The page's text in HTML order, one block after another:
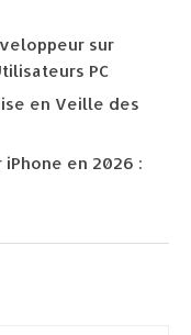
sur
PC
en Veille des
en 2026 :